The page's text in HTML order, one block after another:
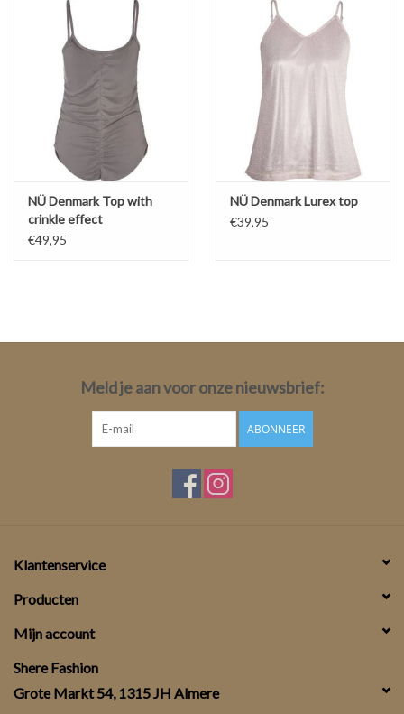
NÜ Denmark Top with
crinkle effect
€49,95
NÜ Denmark Lurex top
€39,95
Meld je aan voor onze nieuwsbrief:
ABONNEER
Klantenservice
Producten
Mijn account
Shere Fashion
Grote Markt 54, 1315 JH Almere